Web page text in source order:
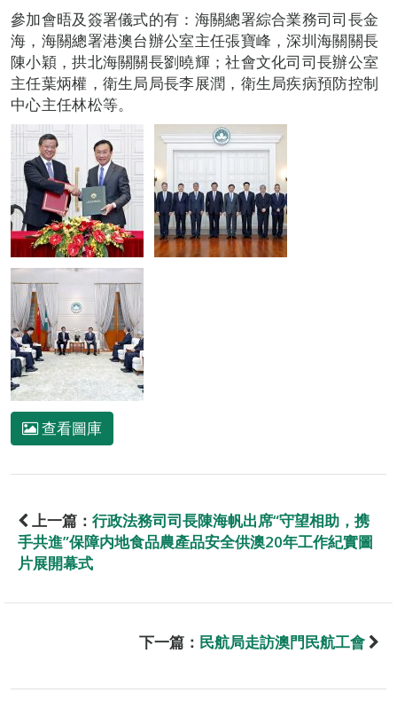
參加會晤及簽署儀式的有：海關總署綜合業務司司長金
海，海關總署港澳台辦公室主任張寶峰，深圳海關關長
陳小穎，拱北海關關長劉曉輝；社會文化司司長辦公室
主任葉炳權，衛生局局長李展潤，衛生局疾病預防控制
中心主任林松等。
查看圖庫
上一篇： 行政法務司司長陳海帆出席“守望相助，携
手共進”保障内地食品農產品安全供澳20年工作紀實圖
片展開幕式
下一篇： 民航局走訪澳門民航工會